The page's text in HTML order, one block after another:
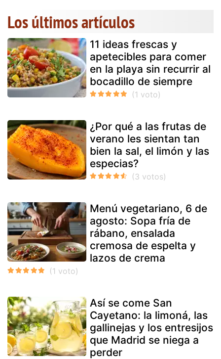
Los últimos artículos
11 ideas frescas y
apetecibles para comer
en la playa sin recurrir al
bocadillo de siempre
¿Por qué a las frutas de
verano les sientan tan
bien la sal, el limón y las
especias?
Menú vegetariano, 6 de
agosto: Sopa fría de
rábano, ensalada
cremosa de espelta y
lazos de crema
Así se come San
Cayetano: la limoná, las
gallinejas y los entresijos
que Madrid se niega a
perder